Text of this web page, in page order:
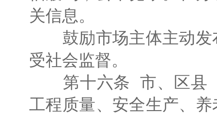
关信息。
鼓励市场主体主动发
受社会监督。
第十六条 市、区县（
工程质量、安全生产、